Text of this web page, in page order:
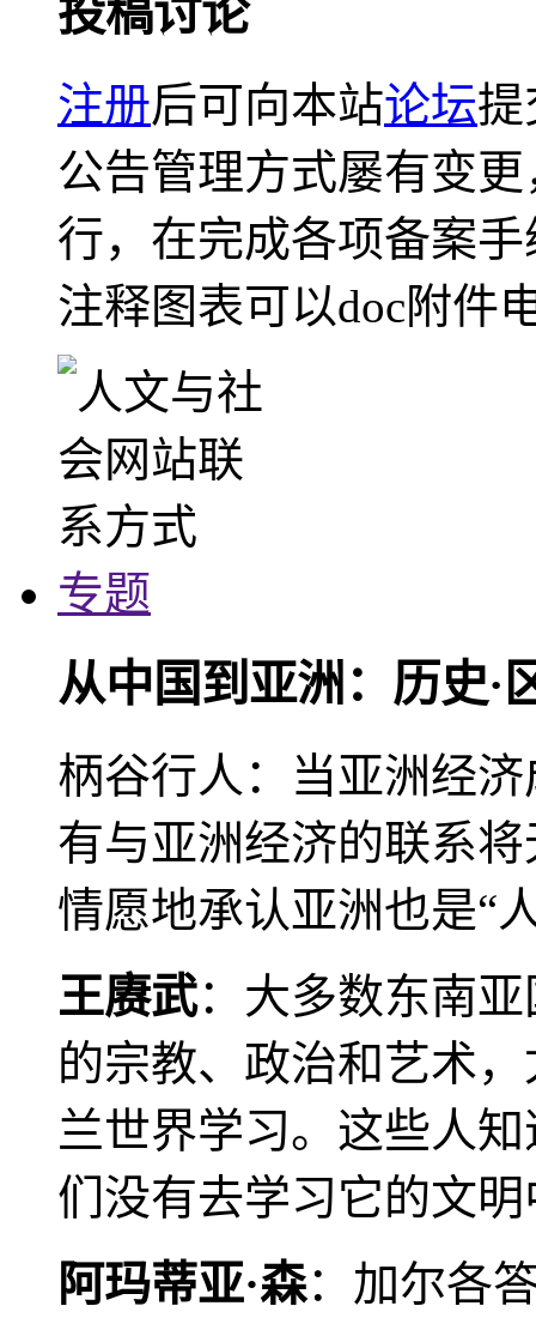
投稿讨论
注册后可向本站论坛提
公告管理方式屡有变
行，在完成各项备案
注释图表可以doc附件
专题
从中国到亚洲：历史·
柄谷行人：当亚洲经
有与亚洲经济的联系
情愿地承认亚洲也是“
王赓武：大多数东南
的宗教、政治和艺术
兰世界学习。这些人
们没有去学习它的文
阿玛蒂亚·森：加尔各